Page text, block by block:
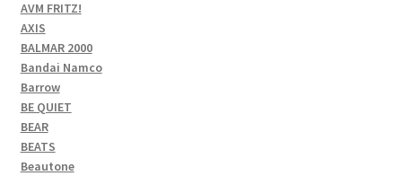
AVM FRITZ!
AXIS
BALMAR 2000
Bandai Namco
Barrow
BE QUIET
BEAR
BEATS
Beautone